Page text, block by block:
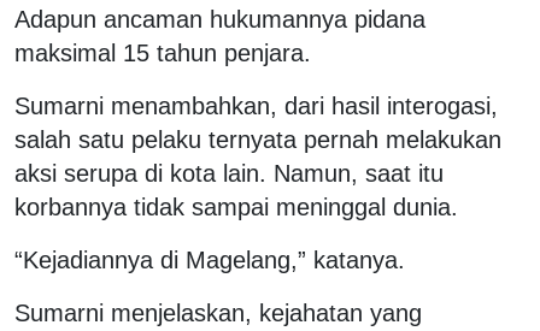
Adapun ancaman hukumannya pidana
maksimal 15 tahun penjara.
Sumarni menambahkan, dari hasil interogasi,
salah satu pelaku ternyata pernah melakukan
aksi serupa di kota lain. Namun, saat itu
korbannya tidak sampai meninggal dunia.
“Kejadiannya di Magelang,” katanya.
Sumarni menjelaskan, kejahatan yang